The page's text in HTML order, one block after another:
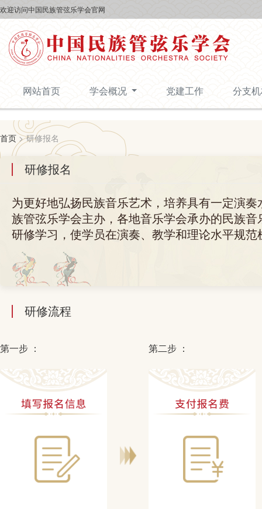
欢迎访问中国民族管弦乐学会官网
网站首页 学会概况 党建工作 分支
首页 > 研修报名
研修报名
为更好地弘扬民族音乐艺术，培养具有一定演
族管弦乐学会主办，各地音乐学会承办的民族
研修学习，使学员在演奏、教学和理论水平规范
研修流程
第一步 ： 第二步 ：